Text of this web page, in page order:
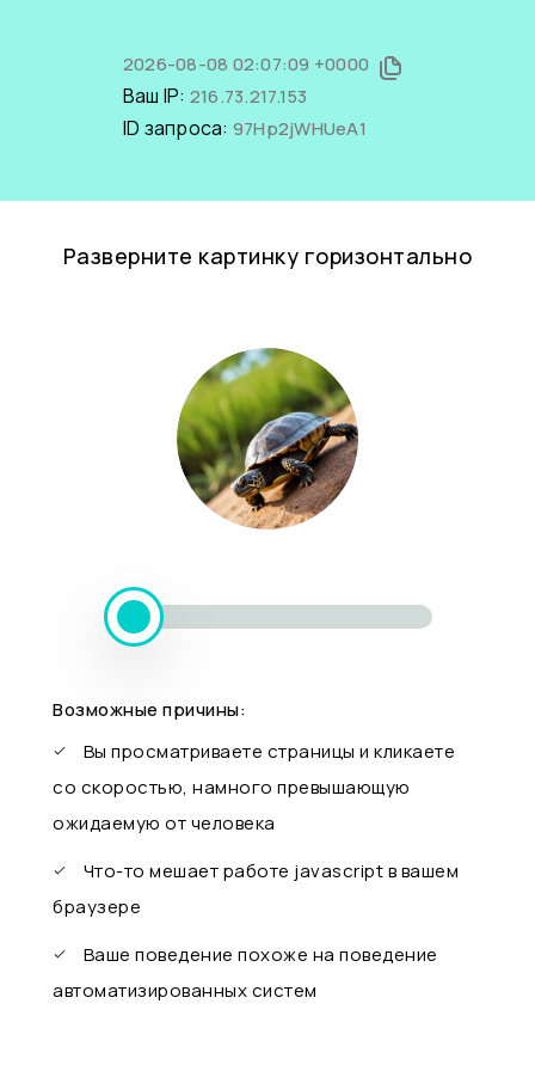
2026-08-08 02:07:09 +0000
Ваш IP: 216.73.217.153
ID запроса: 97Hp2jWHUeA1
Разверните картинку горизонтально
Возможные причины:
Вы просматриваете страницы и кликаете
со скоростью, намного превышающую
ожидаемую от человека
Что-то мешает работе javascript в вашем
браузере
Ваше поведение похоже на поведение
автоматизированных систем